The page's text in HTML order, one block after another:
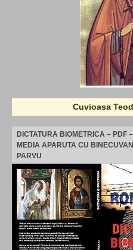
Cuvioasa
DICTATURA BIOMETRICA – PDF
MEDIA APARUTA CU
PARVU